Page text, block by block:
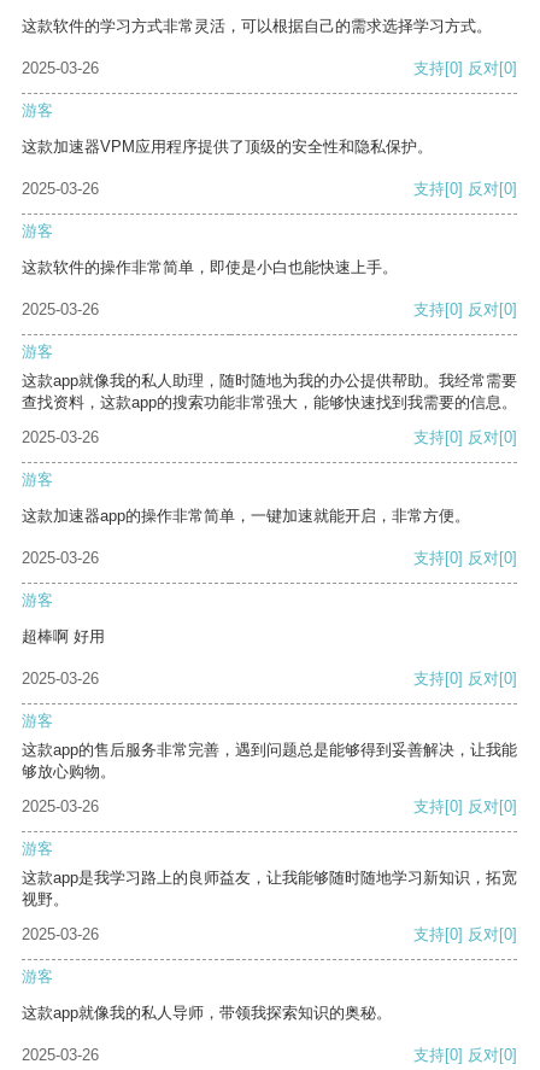
这款软件的学习方式非常灵活，可以根据自己的需求选择学习方式。
2025-03-26 支持[0] 反对[0]
游客
这款加速器VPM应用程序提供了顶级的安全性和隐私保护。
2025-03-26 支持[0] 反对[0]
游客
这款软件的操作非常简单，即使是小白也能快速上手。
2025-03-26 支持[0] 反对[0]
游客
这款app就像我的私人助理，随时随地为我的办公提供帮助。我经常需要
查找资料，这款app的搜索功能非常强大，能够快速找到我需要的信息。
2025-03-26
支持[0] 反对[0]
游客
这款加速器app的操作非常简单，一键加速就能开启，非常方便。
2025-03-26 支持[0] 反对[0]
游客
超棒啊 好用
2025-03-26 支持[0] 反对[0]
游客
这款app的售后服务非常完善，遇到问题总是能够得到妥善解决，让我能
够放心购物。
2025-03-26
支持[0] 反对[0]
游客
这款app是我学习路上的良师益友，让我能够随时随地学习新知识，拓宽
视野。
2025-03-26
支持[0] 反对[0]
游客
这款app就像我的私人导师，带领我探索知识的奥秘。
2025-03-26 支持[0] 反对[0]